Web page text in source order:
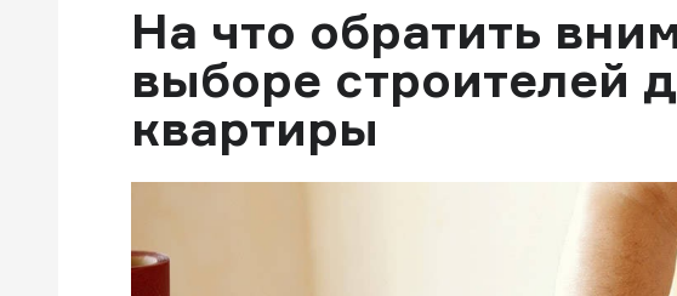
На что обратить
выборе строителей
квартиры